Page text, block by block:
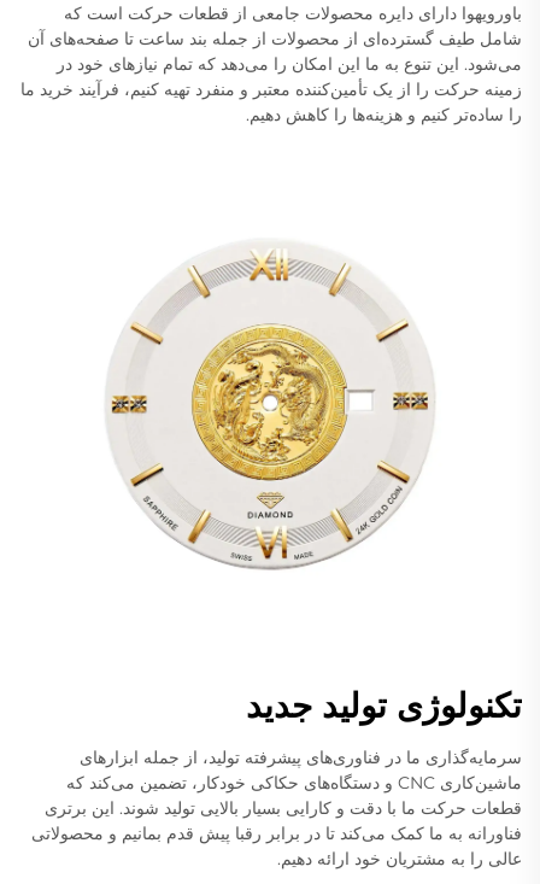
باورویهوا دارای دایره محصولات جامعی از قطعات حرکت است که
شامل طیف گسترده‌ای از محصولات از جمله بند ساعت تا صفحه‌های آن
می‌شود. این تنوع به ما این امکان را می‌دهد که تمام نیازهای خود در
زمینه حرکت را از یک تأمین‌کننده معتبر و منفرد تهیه کنیم، فرآیند خرید ما
را ساده‌تر کنیم و هزینه‌ها را کاهش دهیم.
تکنولوژی تولید جدید
سرمایه‌گذاری ما در فناوری‌های پیشرفته تولید، از جمله ابزارهای
ماشین‌کاری CNC و دستگاه‌های حکاکی خودکار، تضمین می‌کند که
قطعات حرکت ما با دقت و کارایی بسیار بالایی تولید شوند. این برتری
فناورانه به ما کمک می‌کند تا در برابر رقبا پیش قدم بمانیم و محصولاتی
عالی را به مشتریان خود ارائه دهیم.